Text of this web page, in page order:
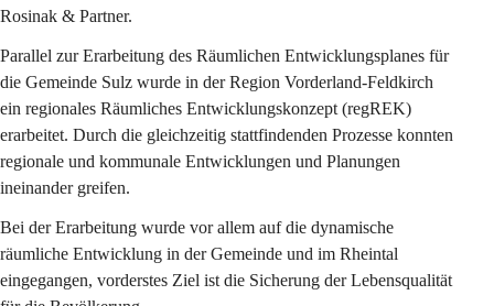
Rosinak & Partner.
Parallel zur Erarbeitung des Räumlichen Entwicklungsplanes für
die Gemeinde Sulz wurde in der Region Vorderland-Feldkirch
ein regionales Räumliches Entwicklungskonzept (regREK)
erarbeitet. Durch die gleichzeitig stattfindenden Prozesse konnten
regionale und kommunale Entwicklungen und Planungen
ineinander greifen.
Bei der Erarbeitung wurde vor allem auf die dynamische
räumliche Entwicklung in der Gemeinde und im Rheintal
eingegangen, vorderstes Ziel ist die Sicherung der Lebensqualität